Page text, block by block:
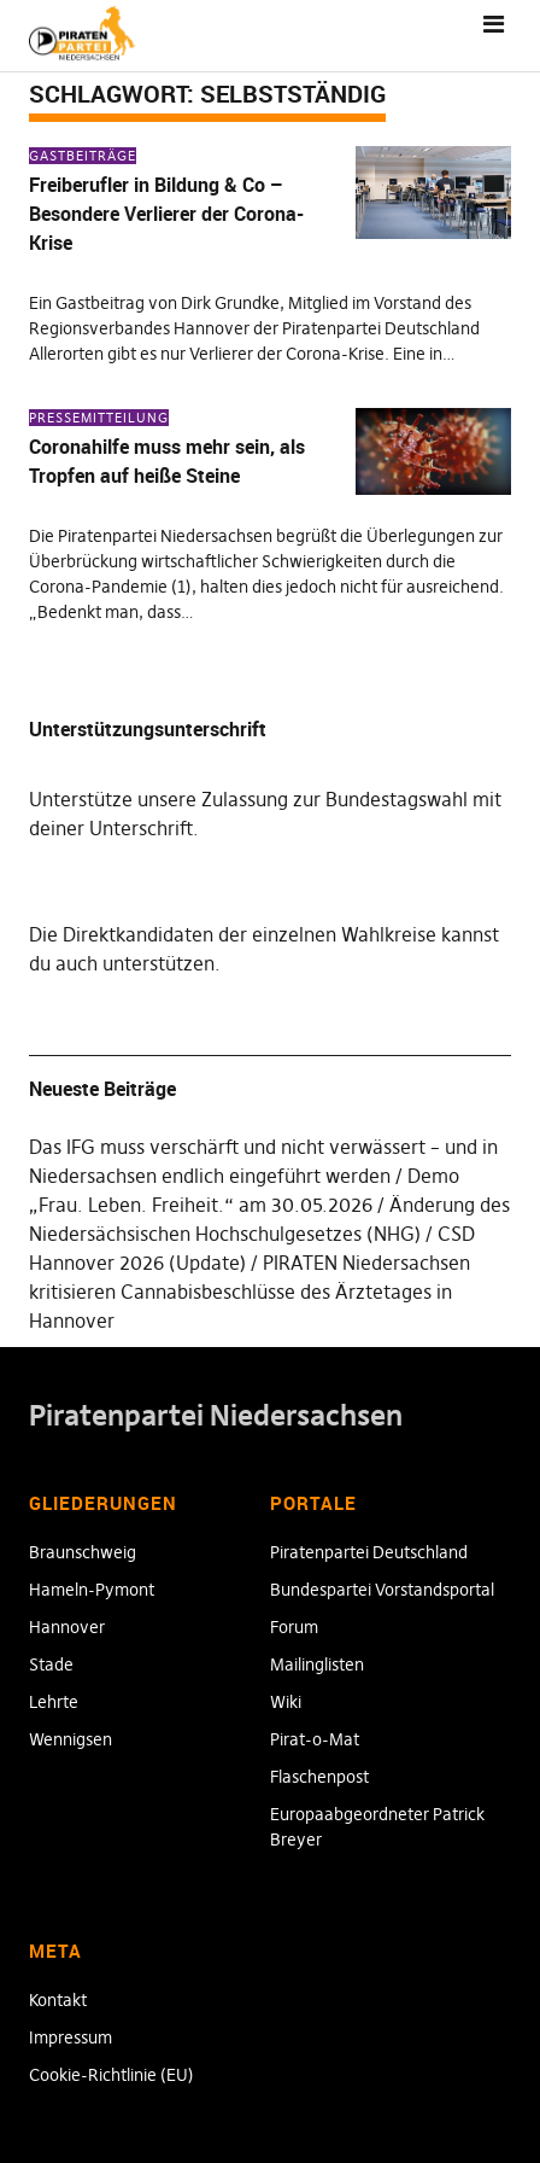
SCHLAGWORT: SELBSTSTÄNDIG
GASTBEITRÄGE
Freiberufler in Bildung & Co –
Besondere Verlierer der Corona-
Krise
Ein Gastbeitrag von Dirk Grundke, Mitglied im Vorstand des
Regionsverbandes Hannover der Piratenpartei Deutschland
Allerorten gibt es nur Verlierer der Corona-Krise. Eine in…
PRESSEMITTEILUNG
Coronahilfe muss mehr sein, als
Tropfen auf heiße Steine
Die Piratenpartei Niedersachsen begrüßt die Überlegungen zur
Überbrückung wirtschaftlicher Schwierigkeiten durch die
Corona-Pandemie (1), halten dies jedoch nicht für ausreichend.
„Bedenkt man, dass…
Unterstützungsunterschrift
Unterstütze unsere Zulassung zur Bundestagswahl mit
deiner Unterschrift.
Die Direktkandidaten der einzelnen Wahlkreise kannst
du auch unterstützen.
Neueste Beiträge
Das IFG muss verschärft und nicht verwässert – und in
Niedersachsen endlich eingeführt werden
Demo
„Frau. Leben. Freiheit.“ am 30.05.2026
Änderung des
Niedersächsischen Hochschulgesetzes (NHG)
CSD
Hannover 2026 (Update)
PIRATEN Niedersachsen
kritisieren Cannabisbeschlüsse des Ärztetages in
Hannover
Piratenpartei Niedersachsen
GLIEDERUNGEN
Braunschweig
Hameln-Pymont
Hannover
Stade
Lehrte
Wennigsen
PORTALE
Piratenpartei Deutschland
Bundespartei Vorstandsportal
Forum
Mailinglisten
Wiki
Pirat-o-Mat
Flaschenpost
Europaabgeordneter Patrick
Breyer
META
Kontakt
Impressum
Cookie-Richtlinie (EU)